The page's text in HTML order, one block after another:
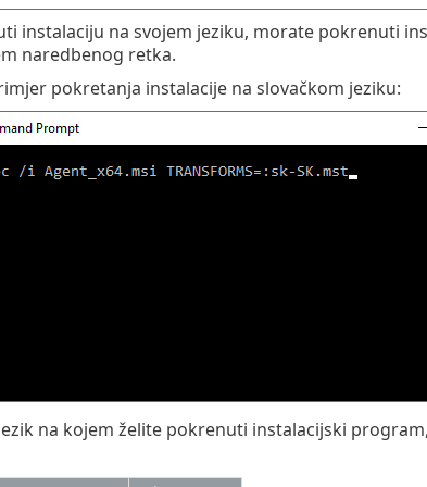
instalaciju na svojem jeziku, morate pokrenuti
naredbenog retka.
pokretanja instalacije na slovačkom jeziku:
na kojem želite pokrenuti instalacijski